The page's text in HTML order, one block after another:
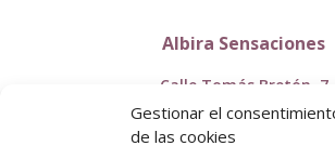
Gestionar el
de las cookies
Albira Sensaciones
Calle Tomás Bretón, 7
50005 Zaragoza
+34 976 357 111